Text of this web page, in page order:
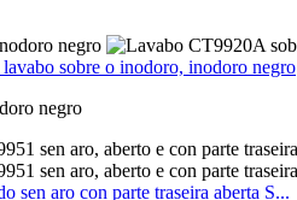
sobre o inodoro, inodoro negro
negro
sen aro con parte traseira aberta S...